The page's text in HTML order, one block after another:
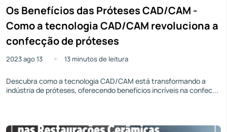
Os Benefícios das Próteses CAD/CAM -
Como a tecnologia CAD/CAM revoluciona a
confecção de próteses
2023 ago 13 13 minutos de leitura
Descubra como a tecnologia CAD/CAM está transformando a
indústria de próteses, oferecendo benefícios incríveis na confec...